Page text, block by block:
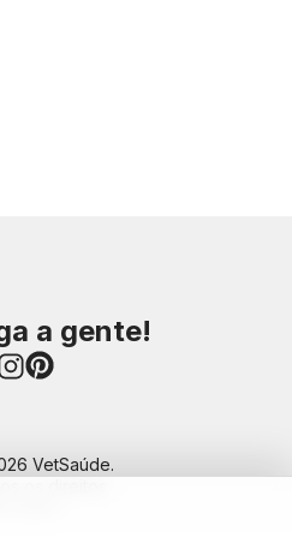
a gente!
VetSaúde.